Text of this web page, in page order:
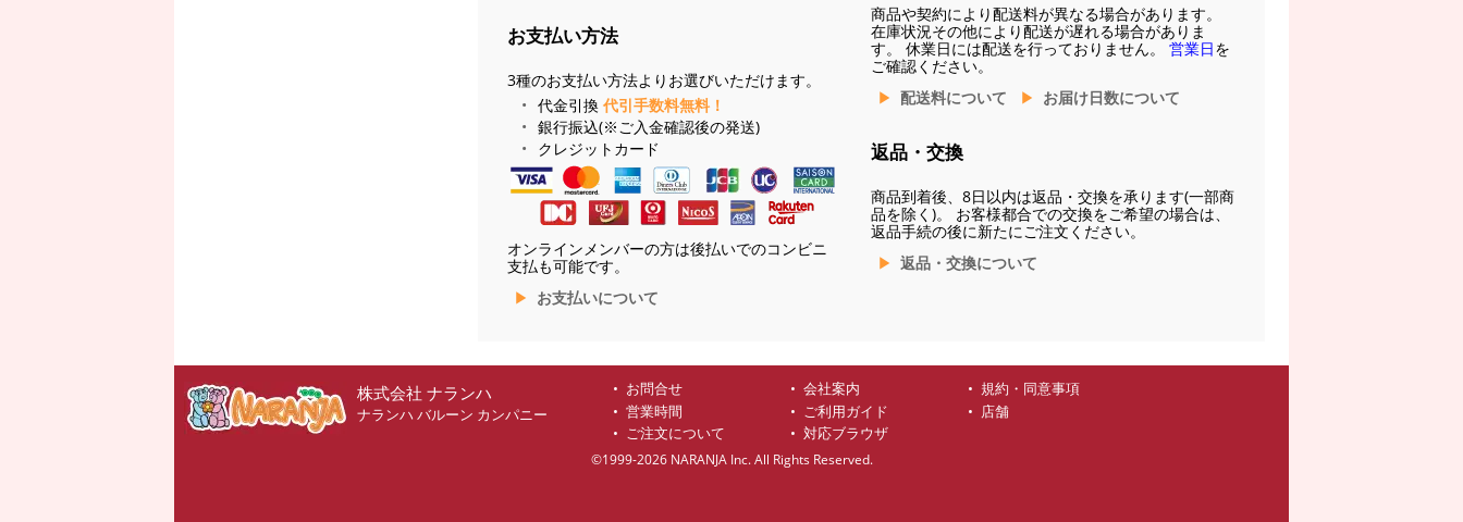
お支払い方法
3種のお支払い方法よりお選びいただけます。
代金引換 代引手数料無料！
銀行振込(※ご入金確認後の発送)
クレジットカード
オンラインメンバーの方は後払いでのコンビニ
支払も可能です。
お支払いについて
商品や契約により配送料が異なる場合があります。
在庫状況その他により配送が遅れる場合がありま
す。 休業日には配送を行っておりません。 営業日を
ご確認ください。
配送料について
お届け日数について
返品・交換
商品到着後、8日以内は返品・交換を承ります(一部商
品を除く)。 お客様都合での交換をご希望の場合は、
返品手続の後に新たにご注文ください。
返品・交換について
株式会社 ナランハ
ナランハ バルーン カンパニー
お問合せ 会社案内
規約・同意事項
営業時間
ご利用ガイド
店舗
ご注文について
対応ブラウザ
©1999-2026 NARANJA Inc. All Rights Reserved.